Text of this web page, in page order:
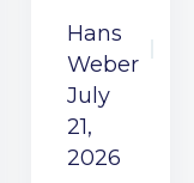
Hans
Weber
July
21,
2026